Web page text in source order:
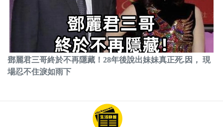
鄧麗君三哥終於不再隱藏！28年後說出妹妹真正死.因， 現
場忍不住淚如雨下